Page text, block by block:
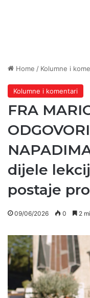
Home / Kolumne i
Kolumne i komentari
FRA
dijele
postaje
09/06/2026 0 2